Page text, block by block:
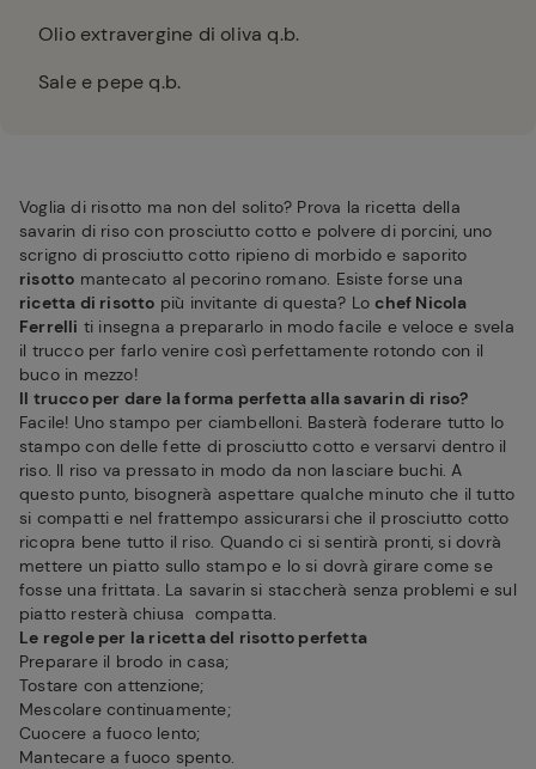
Olio extravergine di oliva q.b.
Sale e pepe q.b.
Voglia di risotto ma non del solito? Prova la ricetta della
savarin di riso con prosciutto cotto e polvere di porcini, uno
scrigno di prosciutto cotto ripieno di morbido e saporito
risotto mantecato al pecorino romano. Esiste forse una
ricetta di risotto più invitante di questa? Lochef Nicola
Ferrelli ti insegna a prepararlo in modo facile e veloce e svela
il trucco per farlo venire così perfettamente rotondo con il
buco in mezzo!
Il trucco per dare la forma perfetta alla savarin di riso?
Facile! Uno stampo per ciambelloni. Basterà foderare tutto lo
stampo con delle fette di prosciutto cotto e versarvi dentro il
riso. Il riso va pressato in modo da non lasciare buchi. A
questo punto, bisognerà aspettare qualche minuto che il tutto
si compatti e nel frattempo assicurarsi che il prosciutto cotto
ricopra bene tutto il riso. Quando ci si sentirà pronti, si dovrà
mettere un piatto sullo stampo e lo si dovrà girare come se
fosse una frittata. La savarin si staccherà senza problemi e sul
piatto resterà chiusa compatta.
Le regole per la ricetta del risotto perfetta
Preparare il brodo in casa;
Tostare con attenzione;
Mescolare continuamente;
Cuocere a fuoco lento;
Mantecare a fuoco spento.